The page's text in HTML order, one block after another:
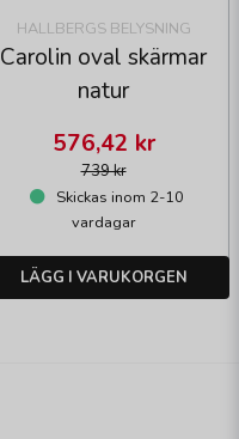
HALLBERGS BELYSNING
Carolin oval skärmar
natur
739 kr
576,42 kr
Skickas inom 2-10
vardagar
LÄGG I VARUKORGEN